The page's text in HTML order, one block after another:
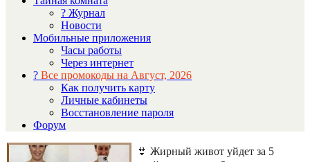
? Журнал
Новости
Мобильные приложения
Часы работы
Через интернет
? Все промокоды на Август, 2026
Как получить карту
Личные кабинеты
Восстановление пароля
Форум
👙 Жирный живот уйдет за 5